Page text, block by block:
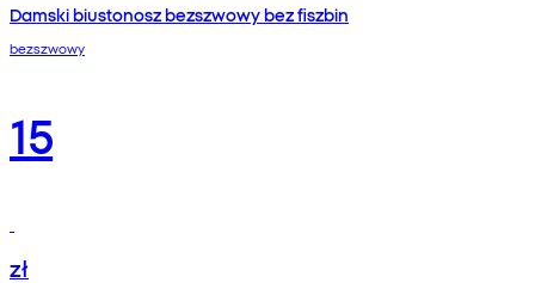
Damski biustonosz bezszwowy bez fiszbin
bezszwowy
15
zł